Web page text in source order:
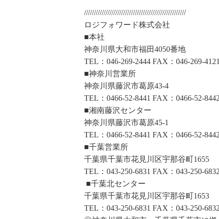
////////////////////////////////////////////////////
ロジフォワード株式会社
■本社
神奈川県大和市福田4050番地
TEL：046-269-2444 FAX：046-269-4121
■神奈川営業所
神奈川県藤沢市葛原43-4
TEL：0466-52-8441 FAX：0466-52-8442
■湘南藤沢センター
神奈川県藤沢市葛原45-1
TEL：0466-52-8441 FAX：0466-52-8442
■千葉営業所
千葉県千葉市花見川区宇那谷町1655
TEL：043-250-6831 FAX：043-250-6832
■千葉北センター
千葉県千葉市花見川区宇那谷町1653
TEL：043-250-6831 FAX：043-250-6832